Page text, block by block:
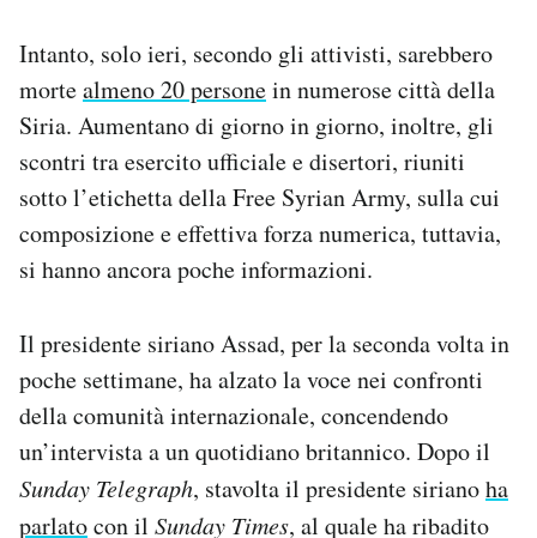
Intanto, solo ieri, secondo gli attivisti, sarebbero
mortealmeno 20 personein numerose città della
Siria. Aumentano di giorno in giorno, inoltre, gli
scontri tra esercito ufficiale e disertori, riuniti
sotto l’etichetta della Free Syrian Army, sulla cui
composizione e effettiva forza numerica, tuttavia,
si hanno ancora poche informazioni.
Il presidente siriano Assad, per la seconda volta in
poche settimane, ha alzato la voce nei confronti
della comunità internazionale, concendendo
un’intervista a un quotidiano britannico. Dopo il
Sunday Telegraph, stavolta il presidente sirianoha
parlatocon il Sunday Times, al quale ha ribadito